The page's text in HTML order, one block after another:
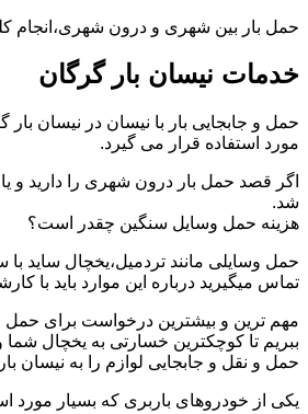
حمل بار بین شهری و درون شهری،انجام
خدمات نیسان بار گرگان
مورد استفاده قرار می گیرد.
اگر قصد حمل بار درون شهری را دارید و یا
شد.
هزینه حمل وسایل سنگین چقدر است؟
حمل وسایلی مانند تردمیل،یخچال ساید
تماس میگیرید درباره این موارد باید با
مهم ترین و بیشترین درخواست برای حمل
ببریم تا کوچکترین خسارتی به یخچال شما
حمل و نقل و جابجایی لوازم را به نیسان
یکی از خودروهای باربری که بسیار مورد